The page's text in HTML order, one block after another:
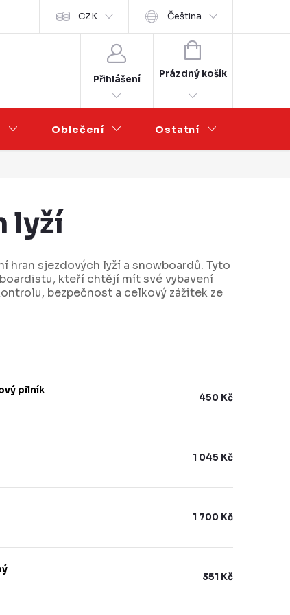
Velkoobchod CZK Čeština
Přihlášení
NÁKUPNÍ
KOŠÍK
Prázdný košík
Oblečení Ostatní
lyží
hran sjezdových lyží a snowboardů. Tyto
kteří chtějí mít své vybavení
bezpečnost a celkový zážitek ze
pilník
450 Kč
1 045 Kč
1 700 Kč
351 Kč